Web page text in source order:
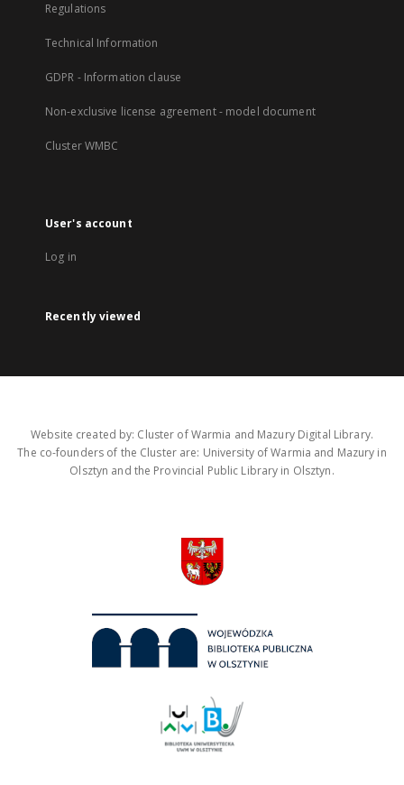
Regulations
Technical Information
GDPR - Information clause
Non-exclusive license agreement - model document
Cluster WMBC
User's account
Log in
Recently viewed
Website created by: Cluster of Warmia and Mazury Digital Library.
The co-founders of the Cluster are: University of Warmia and Mazury in
Olsztyn and the Provincial Public Library in Olsztyn.